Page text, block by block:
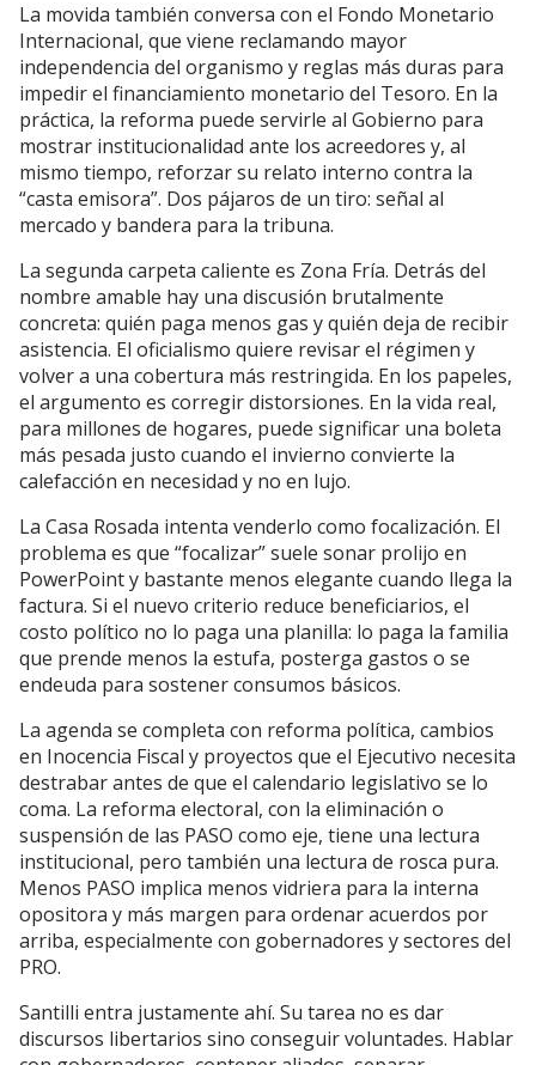
La movida también conversa con el Fondo Monetario
Internacional, que viene reclamando mayor
independencia del organismo y reglas más duras para
impedir el financiamiento monetario del Tesoro. En la
práctica, la reforma puede servirle al Gobierno para
mostrar institucionalidad ante los acreedores y, al
mismo tiempo, reforzar su relato interno contra la
“casta emisora”. Dos pájaros de un tiro: señal al
mercado y bandera para la tribuna.
La segunda carpeta caliente es Zona Fría. Detrás del
nombre amable hay una discusión brutalmente
concreta: quién paga menos gas y quién deja de recibir
asistencia. El oficialismo quiere revisar el régimen y
volver a una cobertura más restringida. En los papeles,
el argumento es corregir distorsiones. En la vida real,
para millones de hogares, puede significar una boleta
más pesada justo cuando el invierno convierte la
calefacción en necesidad y no en lujo.
La Casa Rosada intenta venderlo como focalización. El
problema es que “focalizar” suele sonar prolijo en
PowerPoint y bastante menos elegante cuando llega la
factura. Si el nuevo criterio reduce beneficiarios, el
costo político no lo paga una planilla: lo paga la familia
que prende menos la estufa, posterga gastos o se
endeuda para sostener consumos básicos.
La agenda se completa con reforma política, cambios
en Inocencia Fiscal y proyectos que el Ejecutivo necesita
destrabar antes de que el calendario legislativo se lo
coma. La reforma electoral, con la eliminación o
suspensión de las PASO como eje, tiene una lectura
institucional, pero también una lectura de rosca pura.
Menos PASO implica menos vidriera para la interna
opositora y más margen para ordenar acuerdos por
arriba, especialmente con gobernadores y sectores del
PRO.
Santilli entra justamente ahí. Su tarea no es dar
discursos libertarios sino conseguir voluntades. Hablar